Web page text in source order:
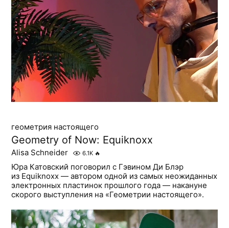
геометрия настоящего
Geometry of Now: Equiknoxx
Alisa Schneider 6.1K 🔥
Юра Катовский поговорил с Гэвином Ди Блэр
из Equiknoxx — автором одной из самых неожиданных
электронных пластинок прошлого года — накануне
скорого выступления на «Геометрии настоящего».